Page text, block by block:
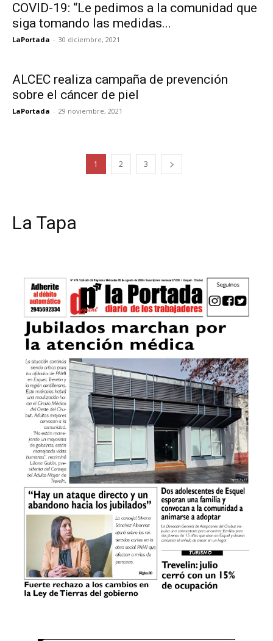
COVID-19: “Le pedimos a la comunidad que
siga tomando las medidas...
LaPortada - 30 diciembre, 2021
ALCEC realiza campaña de prevención
sobre el cáncer de piel
LaPortada - 29 noviembre, 2021
1 2 3
La Tapa